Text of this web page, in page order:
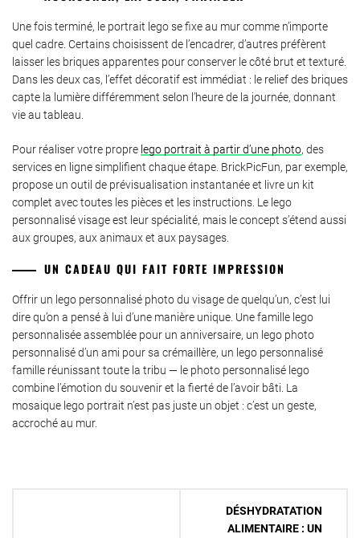
Une fois terminé, le portrait lego se fixe au mur comme n’importe
quel cadre. Certains choisissent de l’encadrer, d’autres préfèrent
laisser les briques apparentes pour conserver le côté brut et texturé.
Dans les deux cas, l’effet décoratif est immédiat : le relief des briques
capte la lumière différemment selon l’heure de la journée, donnant
vie au tableau.
Pour réaliser votre propre lego portrait à partir d’une photo, des
services en ligne simplifient chaque étape. BrickPicFun, par exemple,
propose un outil de prévisualisation instantanée et livre un kit
complet avec toutes les pièces et les instructions. Le lego
personnalisé visage est leur spécialité, mais le concept s’étend aussi
aux groupes, aux animaux et aux paysages.
UN CADEAU QUI FAIT FORTE IMPRESSION
Offrir un lego personnalisé photo du visage de quelqu’un, c’est lui
dire qu’on a pensé à lui d’une manière unique. Une famille lego
personnalisée assemblée pour un anniversaire, un lego photo
personnalisé d’un ami pour sa crémaillère, un lego personnalisé
famille réunissant toute la tribu — le photo personnalisé lego
combine l’émotion du souvenir et la fierté de l’avoir bâti. La
mosaique lego portrait n’est pas juste un objet : c’est un geste,
accroché au mur.
DÉSHYDRATATION
ALIMENTAIRE : UN